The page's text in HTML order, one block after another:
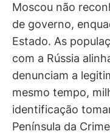
Moscou não
de governo,
Estado. As
com a Rússia
denunciam a
mesmo tempo,
identificação
Península da